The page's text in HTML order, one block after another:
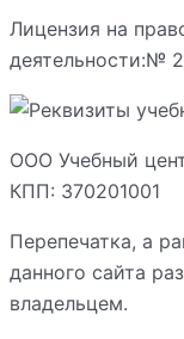
Лицензия на
деятельности:№
ООО Учебный
КПП: 370201001
Перепечатка, а
данного сайта
владельцем.